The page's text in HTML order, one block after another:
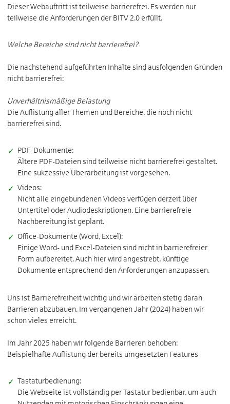
Dieser Webauftritt ist teilweise barrierefrei. Es werden nur
teilweise die Anforderungen der BITV 2.0 erfüllt.
Welche Bereiche sind nicht barrierefrei?
Die nachstehend aufgeführten Inhalte sind ausfolgenden Gründen
nicht barrierefrei:
Unverhältnismäßige Belastung
Die Auflistung aller Themen und Bereiche, die noch nicht
barrierefrei sind.
PDF-Dokumente:
Ältere PDF-Dateien sind teilweise nicht barrierefrei gestaltet.
Eine sukzessive Überarbeitung ist vorgesehen.
Videos:
Nicht alle eingebundenen Videos verfügen derzeit über
Untertitel oder Audiodeskriptionen. Eine barrierefreie
Nachbereitung ist geplant.
Office-Dokumente (Word, Excel):
Einige Word- und Excel-Dateien sind nicht in barrierefreier
Form aufbereitet. Auch hier wird angestrebt, künftige
Dokumente entsprechend den Anforderungen anzupassen.
Uns ist Barrierefreiheit wichtig und wir arbeiten stetig daran
Barrieren abzubauen. Im vergangenen Jahr (2024) haben wir
schon vieles erreicht.
Im Jahr 2025 haben wir folgende Barrieren behoben:
Beispielhafte Auflistung der bereits umgesetzten Features
Tastaturbedienung:
Die Webseite ist vollständig per Tastatur bedienbar, um auch